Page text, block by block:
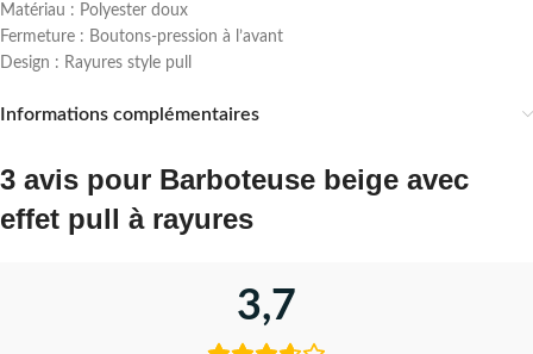
Matériau : Polyester doux
Fermeture : Boutons-pression à l’avant
Design : Rayures style pull
Informations complémentaires
3 avis pour Barboteuse beige avec
effet pull à rayures
3,7